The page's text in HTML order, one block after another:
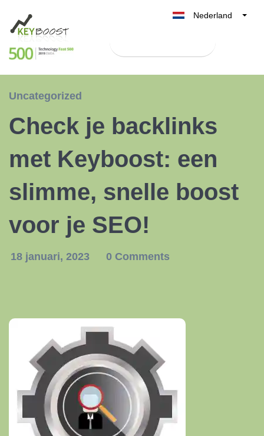
Nederland
België
España
Uncategorized
Check je backlinks
met Keyboost: een
slimme, snelle boost
voor je SEO!
18 januari, 2023 0 Comments